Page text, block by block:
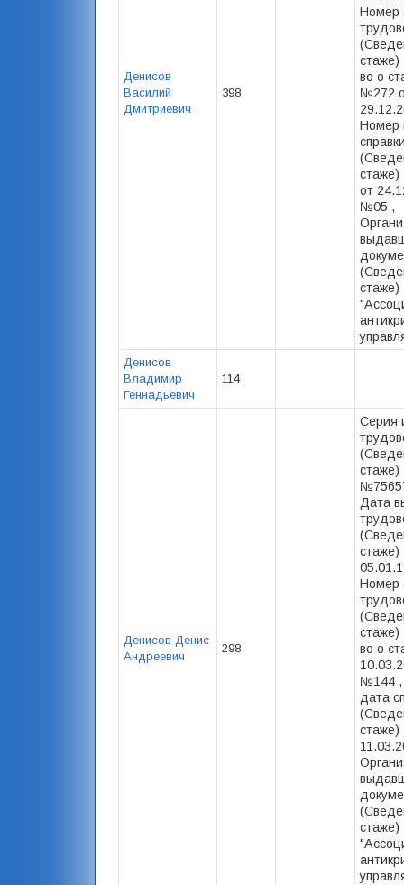
Денисов
Василий
Дмитриевич
398
Номер
стаже)
во о
№272
Номер
стаже)
от
№05 ,
Денисов
Владимир
Геннадьевич
114
Денисов Денис
Андреевич
298
Серия
Дата
стаже)
Номер
стаже)
во о
№144 ,
дата
стаже)